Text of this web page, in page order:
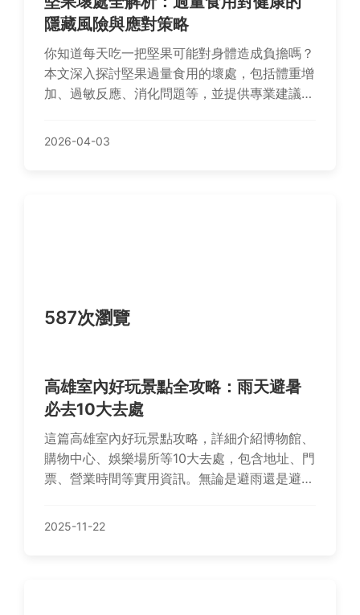
隱藏風險與應對策略
你知道每天吃一把堅果可能對身體造成負擔嗎？
本文深入探討堅果過量食用的壞處，包括體重增
加、過敏反應、消化問題等，並提供專業建議幫
2026-04-03
587次瀏覽
高雄室內好玩景點全攻略：雨天避暑
必去10大去處
這篇高雄室內好玩景點攻略，詳細介紹博物館、
購物中心、娛樂場所等10大去處，包含地址、門
票、營業時間等實用資訊。無論是避雨還是避
室內之旅。
2025-11-22